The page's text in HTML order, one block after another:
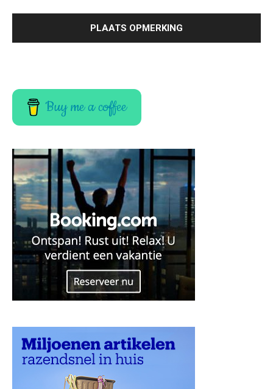
Buy me a coffee